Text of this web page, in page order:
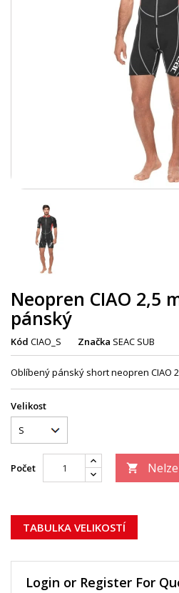
Neopren CIAO 2,5
pánský
Kód CIAO_S Značka SEAC SUB
Oblíbený pánský short neopren CIAO
Velikost
Počet 
TABULKA VELIKOSTÍ
Login or Register For